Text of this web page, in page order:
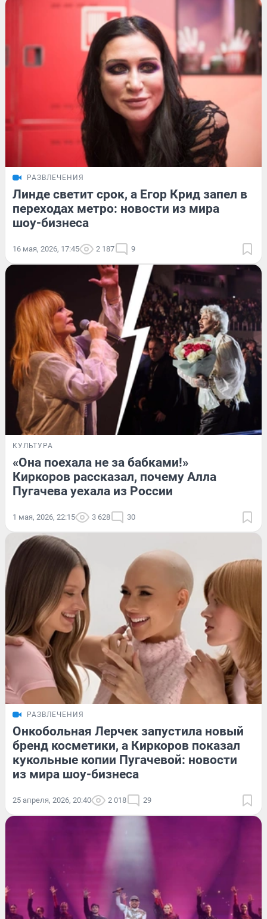
РАЗВЛЕЧЕНИЯ
Линде светит срок, а Егор Крид запел в
переходах метро: новости из мира
шоу-бизнеса
16 мая, 2026, 17:45 2 187 9
КУЛЬТУРА
«Она поехала не за бабками!»
Киркоров рассказал, почему Алла
Пугачева уехала из России
1 мая, 2026, 22:15 3 628 30
РАЗВЛЕЧЕНИЯ
Онкобольная Лерчек запустила новый
бренд косметики, а Киркоров показал
кукольные копии Пугачевой: новости
из мира шоу-бизнеса
25 апреля, 2026, 20:40 2 018 29